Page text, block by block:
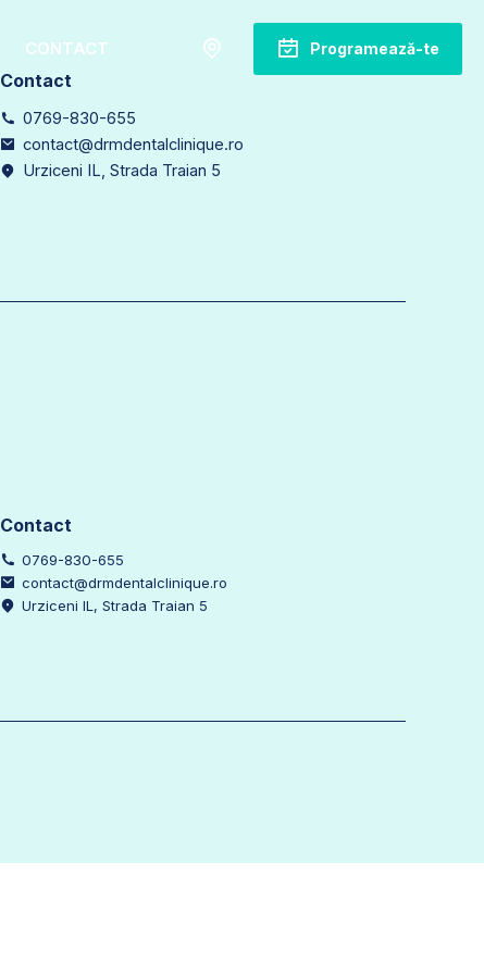
Programează-te
CONTACT
Contact
0769-830-655
contact@drmdentalclinique.ro
Urziceni IL, Strada Traian 5
Contact
0769-830-655
contact@drmdentalclinique.ro
Urziceni IL, Strada Traian 5